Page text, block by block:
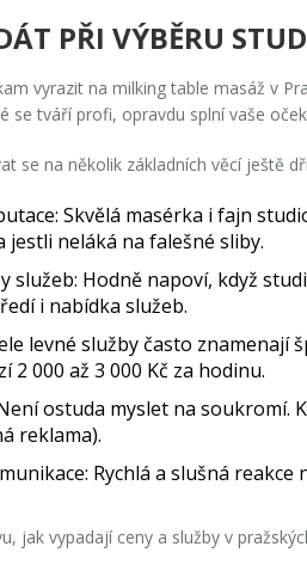
PŘI VÝBĚRU
vyrazit na milking table masáž v
se tváří profi, opravdu splní vaše
se na několik základních věcí ještě
Skvělá masérka i fajn
jestli neláká na falešné sliby.
služeb: Hodně napoví, když
i nabídka služeb.
levné služby často
2 000 až 3 000 Kč za hodinu.
ostuda myslet na soukromí.
reklama).
Rychlá a slušná
jak vypadají ceny a služby v